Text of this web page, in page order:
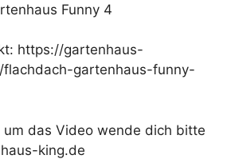
Funny 4
https://gartenhaus-
gartenhaus-funny-
um das Video wende dich bitte
king.de